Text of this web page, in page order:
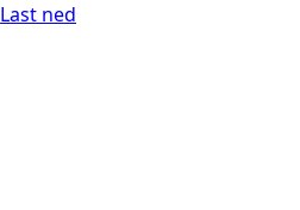
Last ned